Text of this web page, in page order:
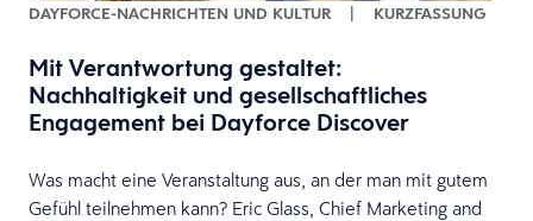
DAYFORCE-NACHRICHTEN UND KULTUR | KURZFASSUNG
Mit Verantwortung gestaltet:
Nachhaltigkeit und gesellschaftliches
Engagement bei Dayforce Discover
Was macht eine Veranstaltung aus, an der man mit gutem
Gefühl teilnehmen kann? Eric Glass, Chief Marketing and